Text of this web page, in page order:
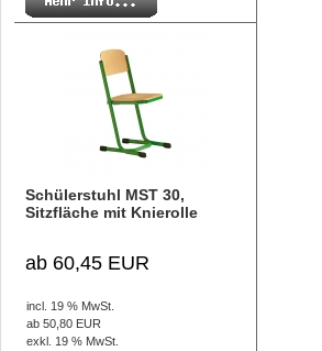
Schülerstuhl MST 30,
Sitzfläche mit Knierolle
ab 60,45 EUR
incl. 19 % MwSt.
ab 50,80 EUR
exkl. 19 % MwSt.